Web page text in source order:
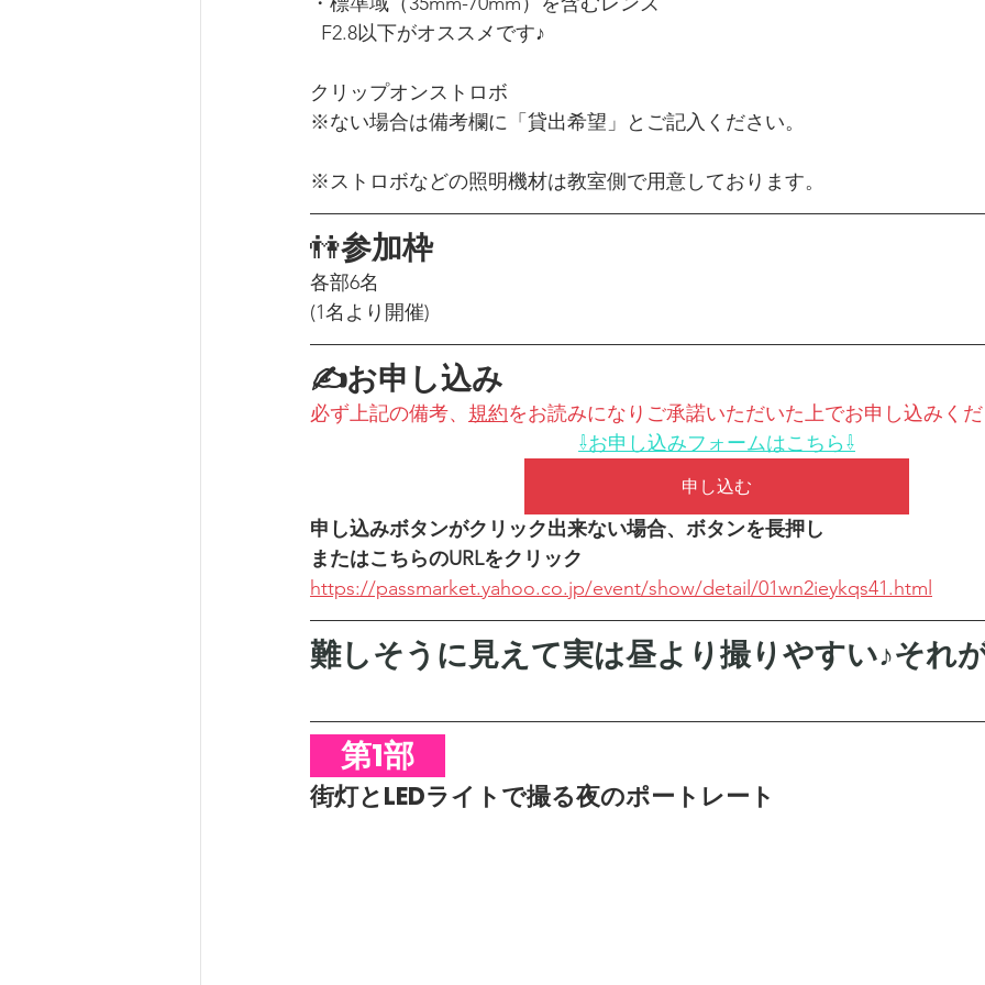
F2.8以下がオススメです♪
クリップオンストロボ
※ない場合は備考欄に「貸出希望」とご記入ください。
※ストロボなどの照明機材は教室側で用意しております。
👫参加枠
各部6名
(1名より開催)
✍お申し込み
必ず上記の備考、 規約をお読みになりご承諾いただいた上でお申し込みく
⇩お申し込みフォームはこちら⇩
申し込む
申し込みボタンがクリック出来ない場合、ボタンを長押し
またはこちらのURLをクリック
https://passmarket.yahoo.co.jp/event/show/detail/01wn2ieykqs41.html
難しそうに見えて実は昼より撮りやすい♪それ
第1部
街灯とLEDライトで撮る夜のポートレート